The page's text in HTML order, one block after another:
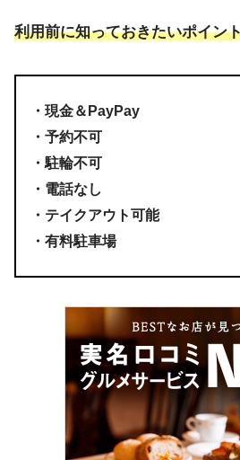
利用前に知っておきたいポイン
・現金＆PayPay
・予約不可
・駐輪不可
・電話なし
・テイクアウト可能
・有料駐車場